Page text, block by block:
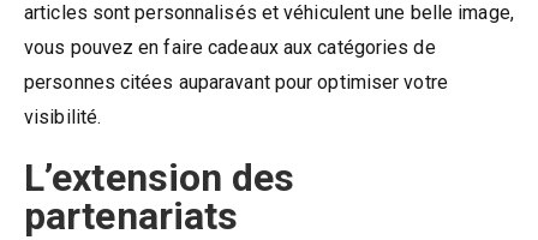
articles sont personnalisés et véhiculent une belle image,
vous pouvez en faire cadeaux aux catégories de
personnes citées auparavant pour optimiser votre
visibilité.
L’extension des
partenariats